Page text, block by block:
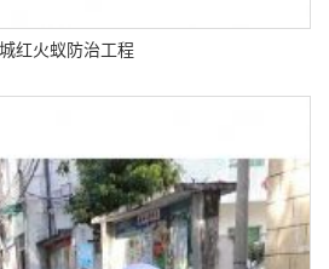
红火蚁防治工程